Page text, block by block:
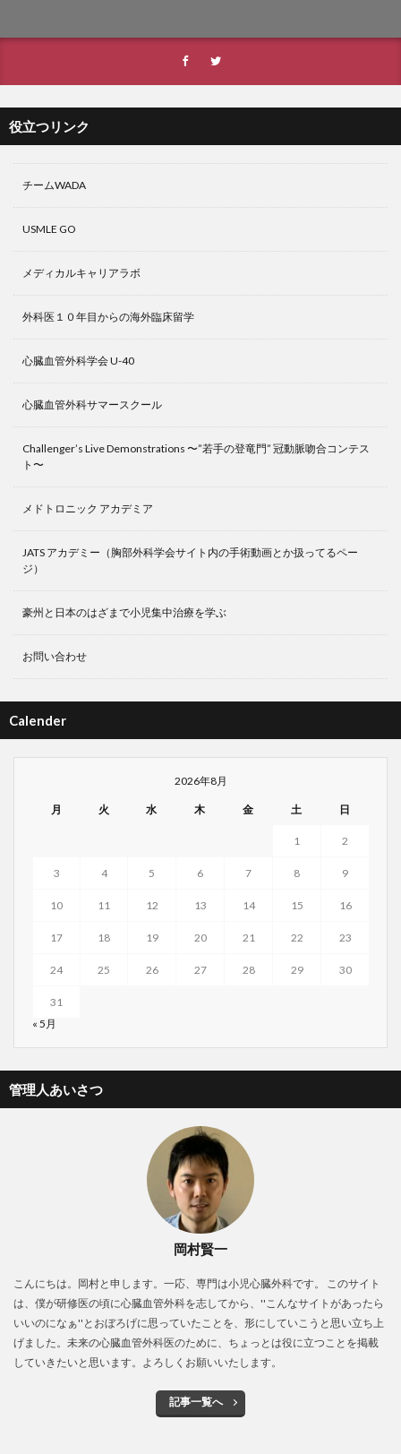
役立つリンク
チームWADA
USMLE GO
メディカルキャリアラボ
外科医１０年目からの海外臨床留学
心臓血管外科学会 U-40
心臓血管外科サマースクール
Challenger’s Live Demonstrations 〜”若手の登竜門” 冠動脈吻合コンテス
ト〜
メドトロニック アカデミア
JATS アカデミー（胸部外科学会サイト内の手術動画とか扱ってるペー
ジ）
豪州と日本のはざまで小児集中治療を学ぶ
お問い合わせ
Calender
2026年8月
月 火 水 木 金 土 日
1 2
3 4 5 6 7 8 9
10 11 12 13 14 15 16
17 18 19 20 21 22 23
24 25 26 27 28 29 30
31
« 5月
管理人あいさつ
岡村賢一
こんにちは。岡村と申します。一応、専門は小児心臓外科です。 このサイト
は、僕が研修医の頃に心臓血管外科を志してから、''こんなサイトがあったら
いいのになぁ''とおぼろげに思っていたことを、形にしていこうと思い立ち上
げました。未来の心臓血管外科医のために、ちょっとは役に立つことを掲載
していきたいと思います。よろしくお願いいたします。
記事一覧へ